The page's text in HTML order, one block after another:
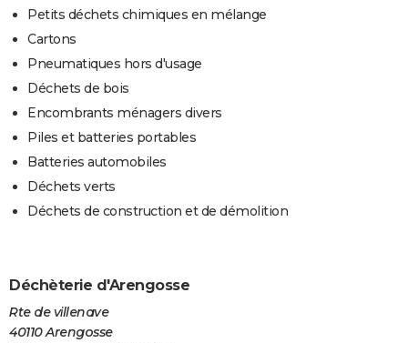
Petits déchets chimiques en mélange
Cartons
Pneumatiques hors d'usage
Déchets de bois
Encombrants ménagers divers
Piles et batteries portables
Batteries automobiles
Déchets verts
Déchets de construction et de démolition
Déchèterie d'Arengosse
Rte de villenave
40110 Arengosse